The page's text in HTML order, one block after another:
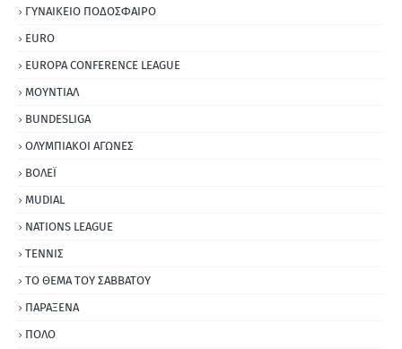
ΓΥΝΑΙΚΕΙΟ ΠΟΔΟΣΦΑΙΡΟ
EURO
EUROPA CONFERENCE LEAGUE
ΜΟΥΝΤΙΑΛ
BUNDESLIGA
ΟΛΥΜΠΙΑΚΟΙ ΑΓΩΝΕΣ
ΒΟΛΕΪ
MUDIAL
NATIONS LEAGUE
ΤΕΝΝΙΣ
ΤΟ ΘΕΜΑ ΤΟΥ ΣΑΒΒΑΤΟΥ
ΠΑΡΑΞΕΝΑ
ΠΟΛΟ